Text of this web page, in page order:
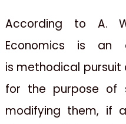
According to A.
Economics is an
is methodical pursuit
for the purpose of
modifying them, if